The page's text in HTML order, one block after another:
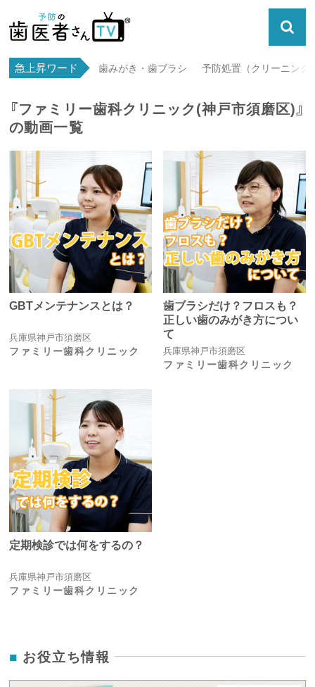
急上昇ワード 歯みがき・歯ブラシ 予防処置（クリーニング
『ファミリー歯科クリニック(神戸市須磨区)』
の動画一覧
GBTメンテナンスとは？
兵庫県神戸市須磨区
ファミリー歯科クリニック
歯ブラシだけ？フロスも？
正しい歯のみがき方につい
て
兵庫県神戸市須磨区
ファミリー歯科クリニック
定期検診では何をするの？
兵庫県神戸市須磨区
ファミリー歯科クリニック
お役立ち情報